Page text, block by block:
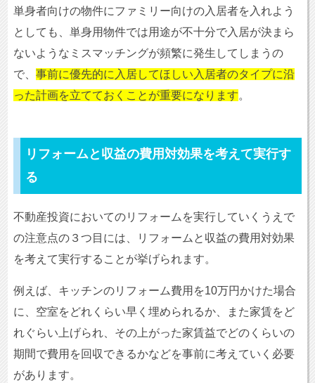
単身者向けの物件にファミリー向けの入居者を入れよう
としても、単身用物件では用途が不十分で入居が決まら
ないようなミスマッチングが頻繁に発生してしまうの
で、 事前に優先的に入居してほしい入居者のタイプに沿
った計画を立てておくことが重要になります。
リフォームと収益の費用対効果を考えて実行す
る
不動産投資においてのリフォームを実行していくうえで
の注意点の３つ目には、リフォームと収益の費用対効果
を考えて実行することが挙げられます。
例えば、キッチンのリフォーム費用を10万円かけた場合
に、空室をどれくらい早く埋められるか、また家賃をど
れぐらい上げられ、その上がった家賃益でどのくらいの
期間で費用を回収できるかなどを事前に考えていく必要
があります。